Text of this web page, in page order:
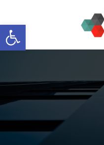
Abrir barra de herramientas